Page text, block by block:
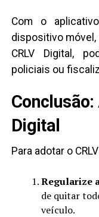
Com o
dispositivo
CRLV Digital,
policiais ou
Conclusão:
Digital
Para adotar o
Regularize
de quitar
veículo.